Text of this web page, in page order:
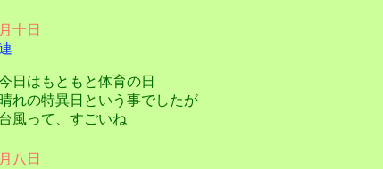
十日
日はもともと体育の日
れの特異日という事でしたが
風って、すごいね
八日